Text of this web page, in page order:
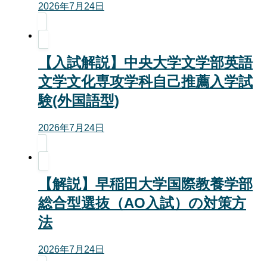
2026年7月24日
【入試解説】中央大学文学部英語
文学文化専攻学科自己推薦入学試
験(外国語型)
2026年7月24日
【解説】早稲田大学国際教養学部
総合型選抜（AO入試）の対策方
法
2026年7月24日